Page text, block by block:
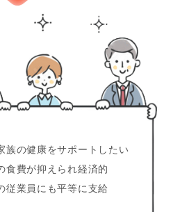
族の健康をサポートしたい
食費が抑えられ経済的
従業員にも平等に支給